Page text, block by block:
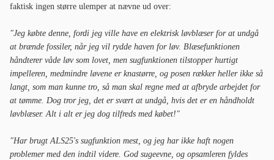
faktisk ingen større ulemper at nævne ud over:
"Jeg købte denne, fordi jeg ville have en elektrisk løvblæser for at undgå
at brænde fossiler, når jeg vil rydde haven for løv. Blæsefunktionen
håndterer våde løv som lovet, men sugfunktionen tilstopper hurtigt
impelleren, medmindre løvene er knastørre, og posen rækker heller ikke så
langt, som man kunne tro, så man skal regne med at afbryde arbejdet for
at tømme. Dog tror jeg, det er svært at undgå, hvis det er en håndholdt
løvblæser. Alt i alt er jeg dog tilfreds med købet!"
"Har brugt ALS25's sugfunktion mest, og jeg har ikke haft nogen
problemer med den indtil videre. God sugeevne, og opsamleren fyldes